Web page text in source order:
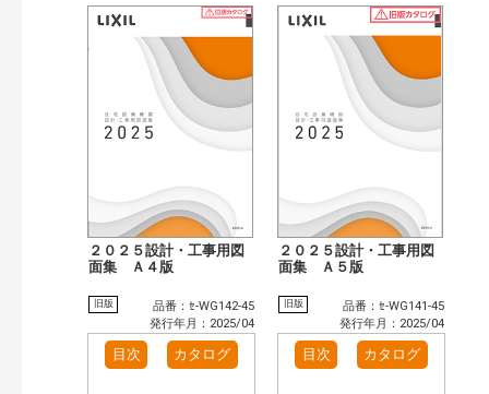
２０２５設計・工事用図
面集 Ａ４版
旧版
品番：ｾ-WG142-45
発行年月：2025/04
目次 カタログ
２０２５設計・工事用図
面集 Ａ５版
旧版
品番：ｾ-WG141-45
発行年月：2025/04
目次 カタログ